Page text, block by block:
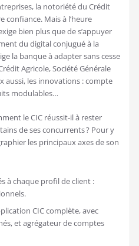
la notoriété du Crédit
confiance. Mais à l’heure
bien plus que de s’appuyer
du digital conjugué à la
la banque à adapter sans cesse
Agricole, Société Générale
aussi, les innovations : compte
modulables…
le CIC réussit-il à rester
de ses concurrents ? Pour y
les principaux axes de son
à chaque profil de client :
CIC complète, avec
et agrégateur de comptes